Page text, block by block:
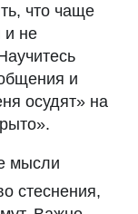
что чаще
и не
и
осудят» на
мысли
стеснения,